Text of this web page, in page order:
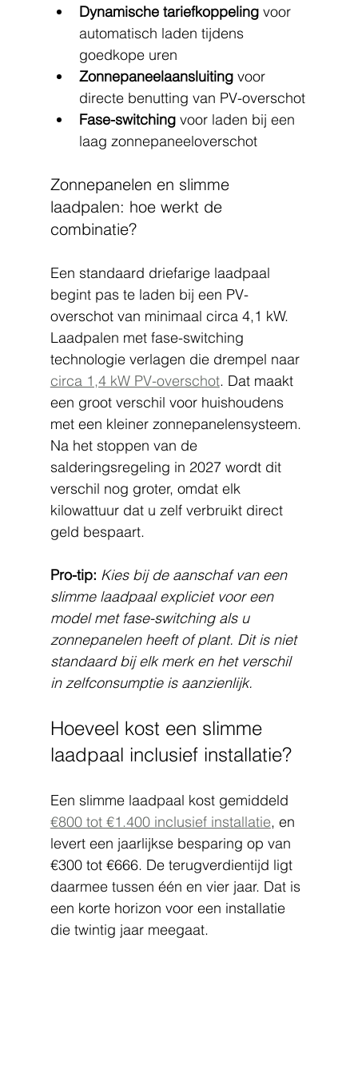
Dynamische tariefkoppeling voor
automatisch laden tijdens
goedkope uren
Zonnepaneelaansluiting voor
directe benutting van PV-overschot
Fase-switching voor laden bij een
laag zonnepaneeloverschot
Zonnepanelen en slimme
laadpalen: hoe werkt de
combinatie?
Een standaard driefarige laadpaal
begint pas te laden bij een PV-
overschot van minimaal circa 4,1 kW.
Laadpalen met fase-switching
technologie verlagen die drempel naar
circa 1,4 kW PV-overschot. Dat maakt
een groot verschil voor huishoudens
met een kleiner zonnepanelensysteem.
Na het stoppen van de
salderingsregeling in 2027 wordt dit
verschil nog groter, omdat elk
kilowattuur dat u zelf verbruikt direct
geld bespaart.
Pro-tip: Kies bij de aanschaf van een
slimme laadpaal expliciet voor een
model met fase-switching als u
zonnepanelen heeft of plant. Dit is niet
standaard bij elk merk en het verschil
in zelfconsumptie is aanzienlijk.
Hoeveel kost een slimme
laadpaal inclusief installatie?
Een slimme laadpaal kost gemiddeld
€800 tot €1.400 inclusief installatie, en
levert een jaarlijkse besparing op van
€300 tot €666. De terugverdientijd ligt
daarmee tussen één en vier jaar. Dat is
een korte horizon voor een installatie
die twintig jaar meegaat.